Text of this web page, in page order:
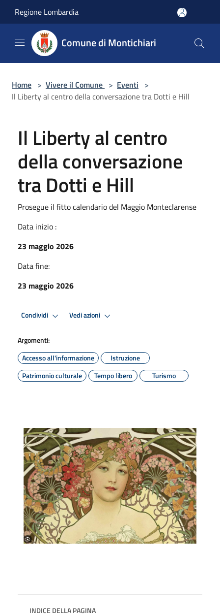
Regione Lombardia
Comune di Montichiari
Home > Vivere il Comune > Eventi >
Il Liberty al centro della conversazione tra Dotti e Hill
Il Liberty al centro
della conversazione
tra Dotti e Hill
Prosegue il fitto calendario del Maggio Monteclarense
Data inizio :
23 maggio 2026
Data fine:
23 maggio 2026
Condividi Vedi azioni
Argomenti:
Accesso all'informazione
Istruzione
Patrimonio culturale
Tempo libero Turismo
INDICE DELLA PAGINA